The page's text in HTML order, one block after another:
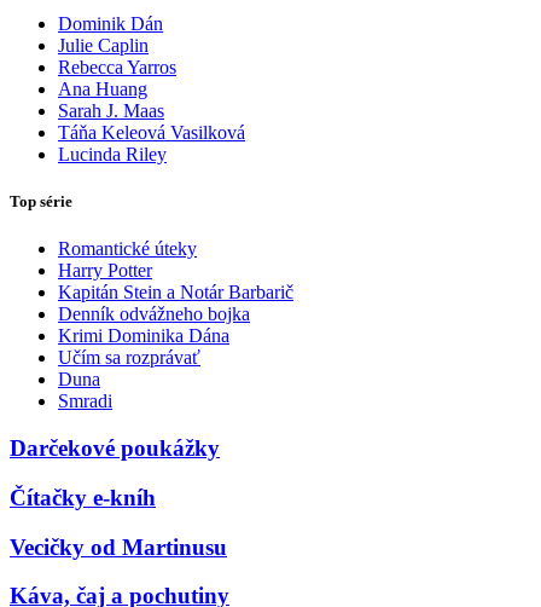
Dominik Dán
Julie Caplin
Rebecca Yarros
Ana Huang
Sarah J. Maas
Táňa Keleová Vasilková
Lucinda Riley
Top série
Romantické úteky
Harry Potter
Kapitán Stein a Notár Barbarič
Denník odvážneho bojka
Krimi Dominika Dána
Učím sa rozprávať
Duna
Smradi
Darčekové poukážky
Čítačky e-kníh
Vecičky od Martinusu
Káva, čaj a pochutiny